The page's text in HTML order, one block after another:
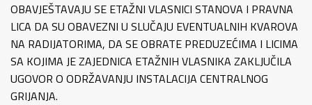
OBAVJEŠTAVAJU SE ETAŽNI VLASNICI STANOVA I PRAVNA
LICA DA SU OBAVEZNI U SLUČAJU EVENTUALNIH KVAROVA
NA RADIJATORIMA, DA SE OBRATE PREDUZEĆIMA I LICIMA
SA KOJIMA JE ZAJEDNICA ETAŽNIH VLASNIKA ZAKLJUČILA
UGOVOR O ODRŽAVANJU INSTALACIJA CENTRALNOG
GRIJANJA.